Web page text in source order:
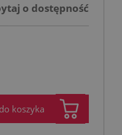
o dostępność
koszyka